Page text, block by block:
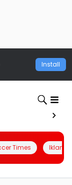
Install
Times Iklanin